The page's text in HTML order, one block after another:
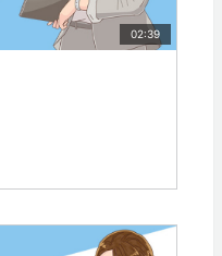
02:39